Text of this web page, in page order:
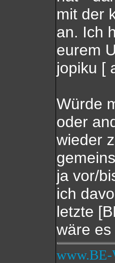
mit der
an. Ich
eurem
jopiku [
Würde
oder
wieder
ja vor/
ich
letzte
wäre